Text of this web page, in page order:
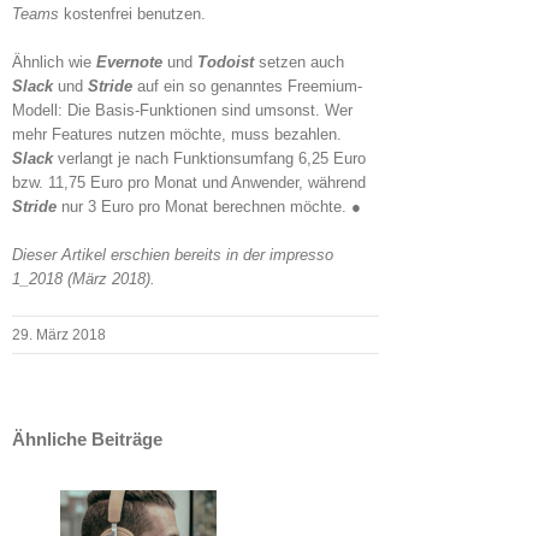
Teams kostenfrei benutzen.
Ähnlich wie Evernote und Todoist setzen auch
Slack und Stride auf ein so genanntes Freemium-
Modell: Die Basis-Funktionen sind umsonst. Wer
mehr Features nutzen möchte, muss bezahlen.
Slack verlangt je nach Funktionsumfang 6,25 Euro
bzw. 11,75 Euro pro Monat und Anwender, während
Stride nur 3 Euro pro Monat berechnen möchte. ●
Dieser Artikel erschien bereits in der impresso
1_2018 (März 2018).
29. März 2018
Ähnliche Beiträge